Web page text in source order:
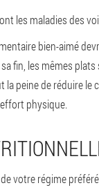
les maladies des
bien-aimé
fin, les mêmes
la peine de réduire
physique.
votre régime